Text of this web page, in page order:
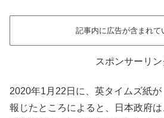
記事内に広告が含まれて
スポンサーリン
2020年1月22日に、英タイムズ紙
報じたところによると、日本政府